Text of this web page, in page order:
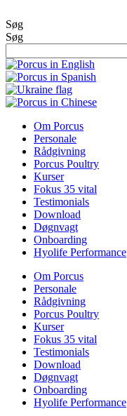
til
indhold
Søg
Søg
Om Porcus
Personale
Rådgivning
Porcus Poultry
Kurser
Fokus 35 vital
Testimonials
Download
Døgnvagt
Onboarding
Hyolife Performance
Om Porcus
Personale
Rådgivning
Porcus Poultry
Kurser
Fokus 35 vital
Testimonials
Download
Døgnvagt
Onboarding
Hyolife Performance